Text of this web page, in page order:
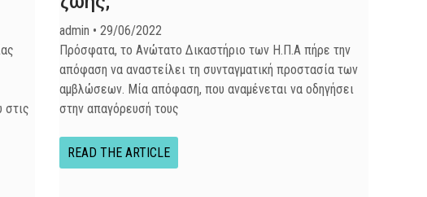
στις
admin
29/06/2022
Πρόσφατα, το Ανώτατο Δικαστήριο των Η.Π.Α πήρε την
απόφαση να αναστείλει τη συνταγματική προστασία των
αμβλώσεων. Μία απόφαση, που αναμένεται να οδηγήσει
στην απαγόρευσή τους
READ THE ARTICLE